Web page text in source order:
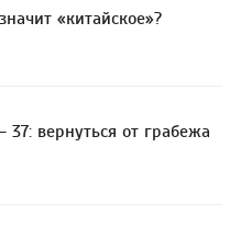
«китайское»?
37: вернуться от грабежа